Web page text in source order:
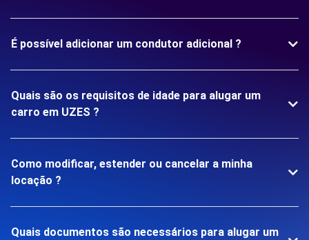
É possível adicionar um condutor adicional ?
Quais são os requisitos de idade para alugar um
carro em UZES ?
Como modificar, estender ou cancelar a minha
locação ?
Quais documentos são necessários para alugar um